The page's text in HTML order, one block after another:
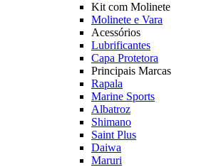
Kit com Molinete
Molinete e Vara
Acessórios
Lubrificantes
Capa Protetora
Principais Marcas
Rapala
Marine Sports
Albatroz
Shimano
Saint Plus
Daiwa
Maruri